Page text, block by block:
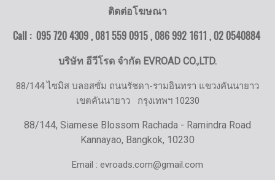
ติดต่อโฆษณา
Call : 095 720 4309 , 081 559 0915 , 086 992 1611 ,02 0540884
บริษัท อีวีโรด จำกัด EVROAD CO.,LTD.
88/144 ไซมิส บลอสซั่ม ถนนรัชดา-รามอินทรา แขวงคันนายาว
เขตคันนายาว กรุงเทพฯ 10230
88/144, Siamese Blossom Rachada - Ramindra Road
Kannayao, Bangkok, 10230
Email : evroads.com@gmail.com